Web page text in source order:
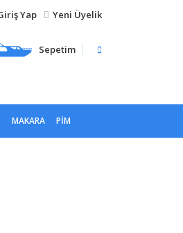
Yap Yeni Üyelik
Sepetim
MAKARA PIM